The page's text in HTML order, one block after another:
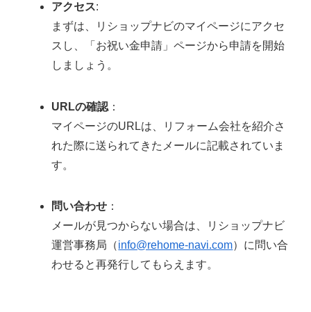
アクセス:
まずは、リショップナビのマイページにアクセ
スし、「お祝い金申請」ページから申請を開始
しましょう。
URLの確認 ：
マイページのURLは、リフォーム会社を紹介さ
れた際に送られてきたメールに記載されていま
す。
問い合わせ ：
メールが見つからない場合は、リショップナビ
運営事務局（info@rehome-navi.com）に問い合
わせると再発行してもらえます。